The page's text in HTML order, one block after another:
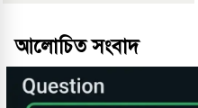
আলোচিত সংবাদ